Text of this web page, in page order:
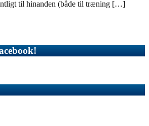
til hinanden (både til træning […]